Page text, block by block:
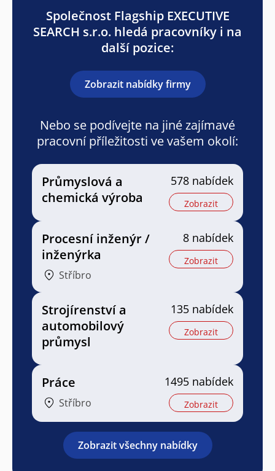
Společnost Flagship EXECUTIVE
SEARCH s.r.o. hledá pracovníky i na
další pozice:
Zobrazit nabídky firmy
Nebo se podívejte na jiné zajímavé
pracovní příležitosti ve vašem okolí:
Průmyslová a
chemická výroba
578 nabídek
Zobrazit
Procesní inženýr /
inženýrka
Stříbro
8 nabídek
Zobrazit
Strojírenství a
automobilový
průmysl
135 nabídek
Zobrazit
Práce
Stříbro
1495 nabídek
Zobrazit
Zobrazit všechny nabídky